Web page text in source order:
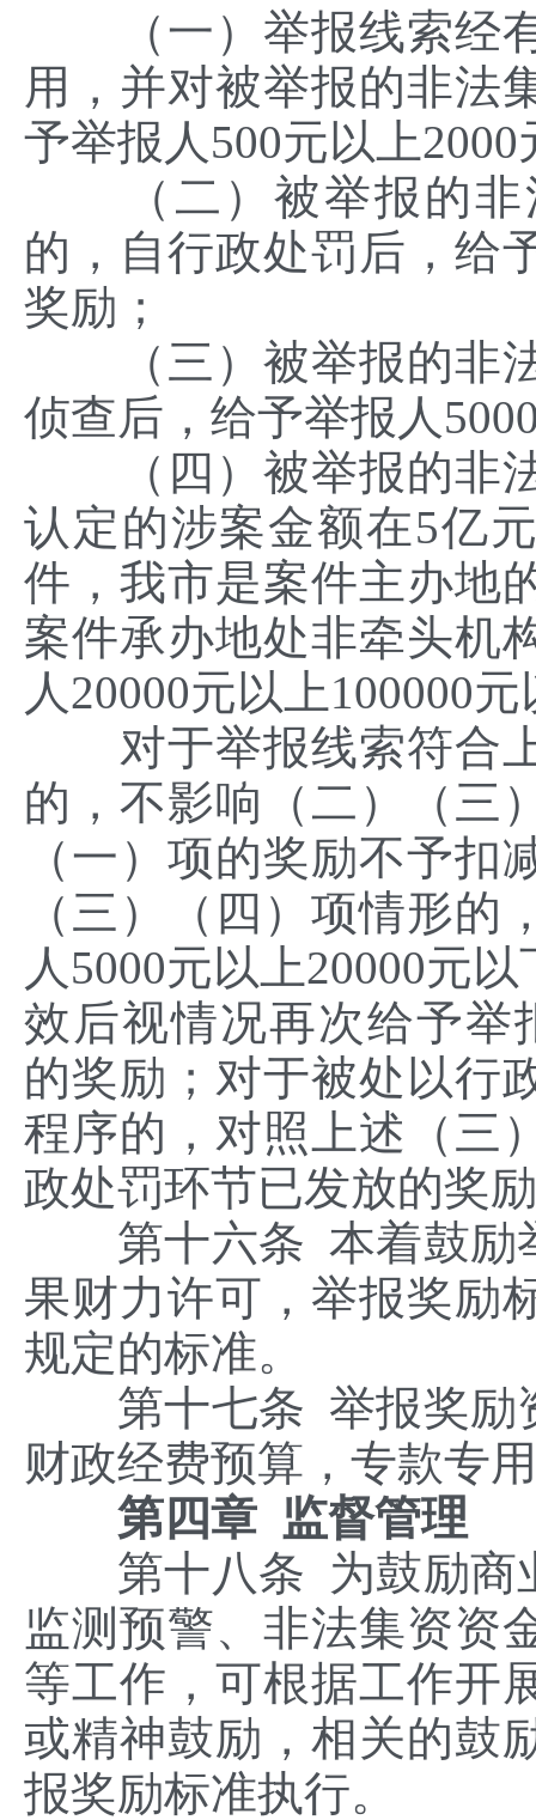
（一）举报线索经有
用，并对被举报的非法
予举报人500元以上
（二）被举报的非
的，自行政处罚后，给
奖励；
（三）被举报的非法
侦查后，给予举报人
（四）被举报的非法
认定的涉案金额在5亿
件，我市是案件主办地
案件承办地处非牵头机
人20000元以上100000
对于举报线索符合上
的，不影响（二）（三
（一）项的奖励不予
（三）（四）项情形
人5000元以上20000元
效后视情况再次给予举
的奖励；对于被处以行
程序的，对照上述（三
政处罚环节已发放的奖
第十六条 本着鼓励
果财力许可，举报奖励
规定的标准。
第十七条 举报奖励
财政经费预算，专款专
第四章 监督管理
第十八条 为鼓励商
监测预警、非法集资资
等工作，可根据工作开
或精神鼓励，相关的鼓
报奖励标准执行。